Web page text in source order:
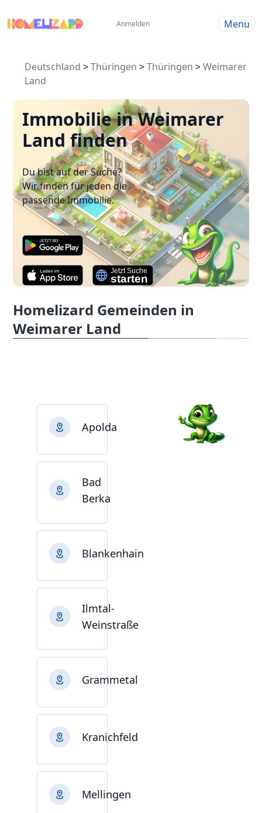
Anmelden Menu
Deutschland >Thüringen >Thüringen >Weimarer
Land
Immobilie in Weimarer
Land finden
Du bist auf der Suche?
Wir finden für jeden die
passende Immobilie.
Homelizard Gemeinden in
Weimarer Land
Apolda
Bad
Berka
Blankenhain
Ilmtal-
Weinstraße
Grammetal
Kranichfeld
Mellingen